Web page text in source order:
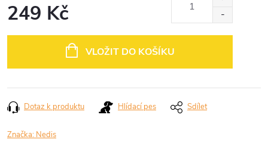
249 Kč
VLOŽIT DO KOŠÍKU
Dotaz k produktu Hlídací pes Sdílet
Značka: Nedis